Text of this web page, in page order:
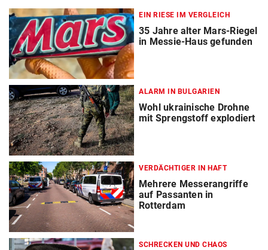
EIN RIESE IM VERGLEICH
35 Jahre alter Mars-Riegel
in Messie-Haus gefunden
ALARM IN BULGARIEN
Wohl ukrainische Drohne
mit Sprengstoff explodiert
VERDÄCHTIGER IN HAFT
Mehrere Messerangriffe
auf Passanten in
Rotterdam
SCHRECKEN UND CHAOS